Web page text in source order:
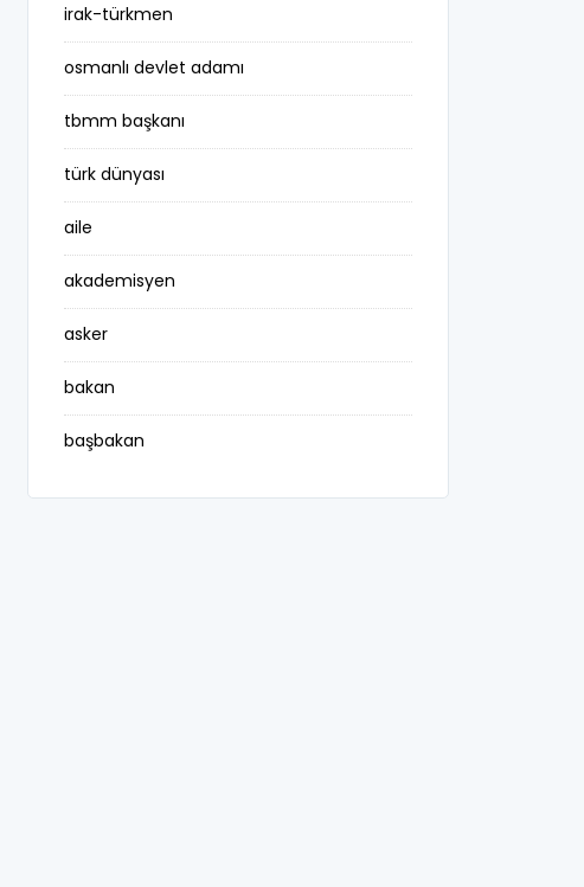
irak-türkmen
osmanlı devlet adamı
tbmm başkanı
türk dünyası
aile
akademisyen
asker
bakan
başbakan
belediye başkanı